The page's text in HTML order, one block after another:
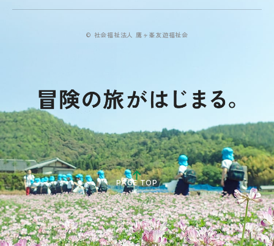
© 社会福祉法人 鷹ヶ峯友遊福祉会
PAGE TOP